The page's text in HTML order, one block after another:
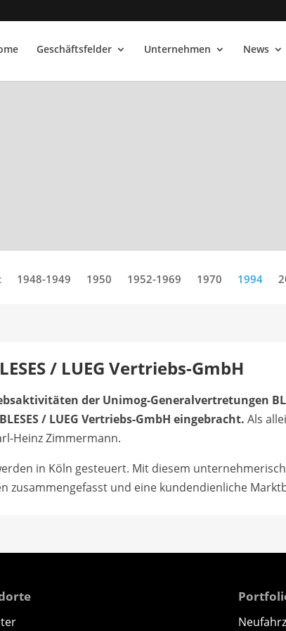
Geschäftsfelder Unternehmen News
1948-1949 1950 1952-1969 1970 1994
/ LUEG Vertriebs-GmbH
der Unimog-Generalvertretungen
/ LUEG Vertriebs-GmbH eingebracht. Als
Heinz Zimmermann.
in Köln gesteuert. Mit diesem
zusammengefasst und eine kundendienliche